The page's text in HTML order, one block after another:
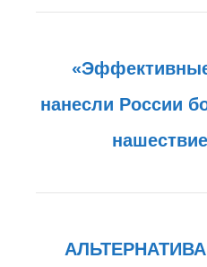
нанесли России